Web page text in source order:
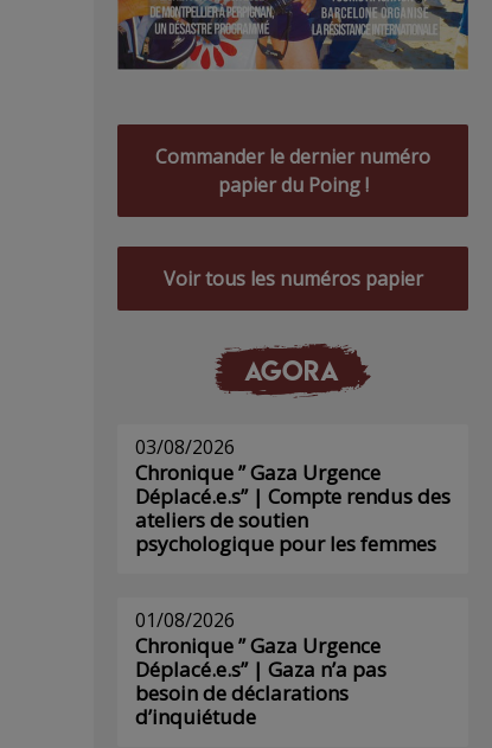
Commander le dernier numéro
papier du Poing !
Voir tous les numéros papier
AGORA
03/08/2026
Chronique ” Gaza Urgence
Déplacé.e.s” | Compte rendus des
ateliers de soutien
psychologique pour les femmes
01/08/2026
Chronique ” Gaza Urgence
Déplacé.e.s” | Gaza n’a pas
besoin de déclarations
d’inquiétude